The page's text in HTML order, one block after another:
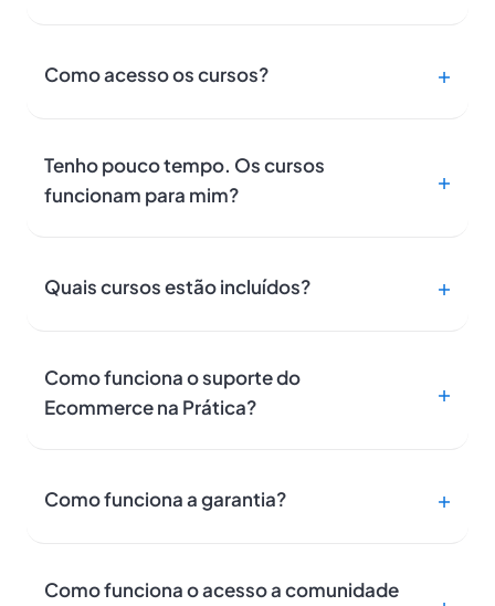
Como acesso os cursos?
Tenho pouco tempo. Os cursos
funcionam para mim?
Quais cursos estão incluídos?
Como funciona o suporte do
Ecommerce na Prática?
Como funciona a garantia?
Como funciona o acesso a comunidade